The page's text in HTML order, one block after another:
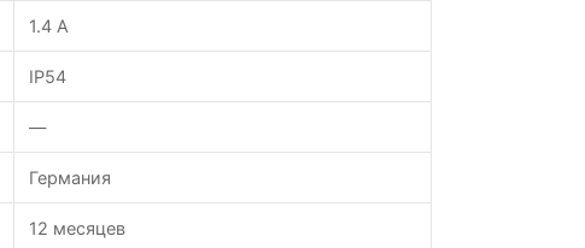
1.4 А
IP54
—
Германия
12 месяцев